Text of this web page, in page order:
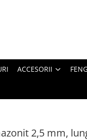
ACCESORII
2,5 mm,